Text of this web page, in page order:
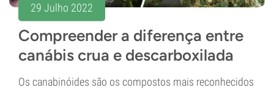
29 Julho 2022
Compreender a diferença entre
canábis crua e descarboxilada
Os canabinóides são os compostos mais reconhecidos